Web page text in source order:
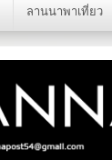
ลานนาพาเที่ยว